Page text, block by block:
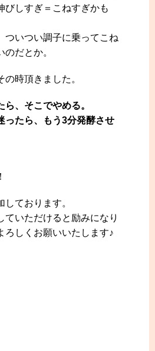
びしすぎ＝こねすぎかも
ついつい調子に乗ってこね
だとか。
時頂きました。
、そこでやめる。
ったら、もう3分発酵させ
ております。
ていただけると励みになり
ろしくお願いいたします♪